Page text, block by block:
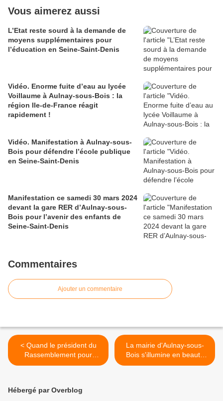
Vous aimerez aussi
L’Etat reste sourd à la demande de
moyens supplémentaires pour
l’éducation en Seine-Saint-Denis
Vidéo. Enorme fuite d’eau au lycée
Voillaume à Aulnay-sous-Bois : la
région Ile-de-France réagit
rapidement !
Vidéo. Manifestation à Aulnay-sous-
Bois pour défendre l’école publique
en Seine-Saint-Denis
Manifestation ce samedi 30 mars 2024
devant la gare RER d’Aulnay-sous-
Bois pour l’avenir des enfants de
Seine-Saint-Denis
Commentaires
Ajouter un commentaire
< Quand le président du
Rassemblement pour
Aulnay, Benjamin Giami,
La mairie d'Aulnay-sous-
Bois s'illumine en beauté
pour les fêtes de fin
Hébergé par Overblog